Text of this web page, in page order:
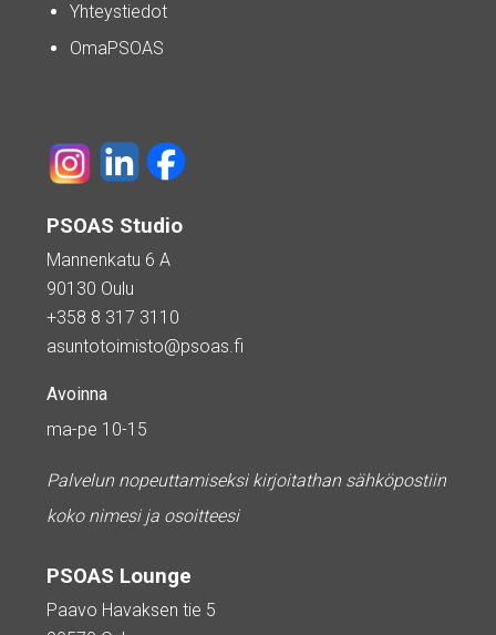
Yhteystiedot
OmaPSOAS
PSOAS Studio
Mannenkatu 6 A
90130 Oulu
+358 8 317 3110
asuntotoimisto@psoas.fi
Avoinna
ma-pe 10-15
Palvelun nopeuttamiseksi kirjoitathan sähköpostiin
koko nimesi ja osoitteesi
PSOAS Lounge
Paavo Havaksen tie 5